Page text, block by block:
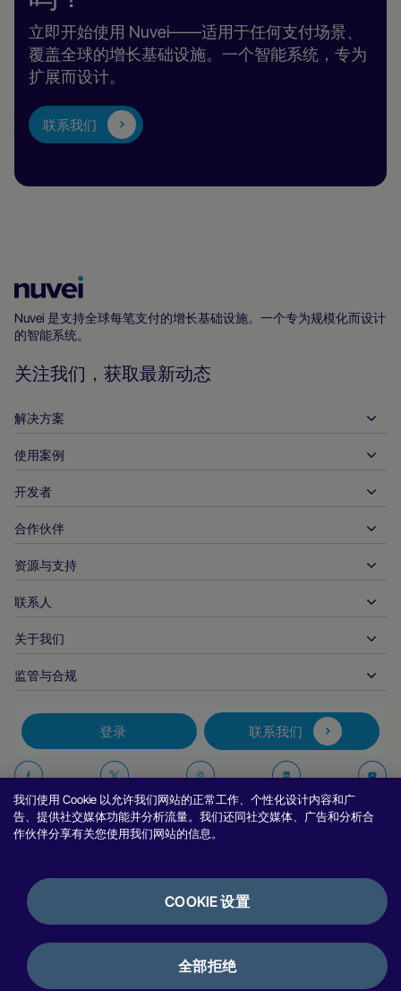
立即开始使用 Nuvei——适用于任何支付场景、
覆盖全球的增长基础设施。一个智能系统，专为
扩展而设计。
联系我们
主
Nuvei 是支持全球每笔支付的增长基础设施。一个专为规模化而设计
的智能系统。
关注我们，获取最新动态
解决方案
入账
支出
全球收单
实时支付
发布
付款方式
APM
欺诈与风险管理
拒付解决方案
币种管理
对账管理
集成选项
银行服务
加密货币与数字资产
使用案例
接待服务
汽车
企业对企业
金融服务
政府付款
旅行与交通
独立软件供货商
加密货币平台与兑换
市场
中小企业
数字内容与订阅
视频游戏
开发者
开发者工具
API 参考文件
文件资料中心
合作伙伴
与我们合作
合作伙伴产品和解决方案
技术合作伙伴
合作伙伴 DNA
合作伙伴见解
资源与支持
客户支持
商家资源
行业报告
联系人
商户销售咨询
首席执行官办公室
公司信息
推荐商户计划
报告安全漏洞
关于我们
业务概况
案例研究
博客
新闻室
访谈与网络研讨会
监管与合规
无障碍声明
反现代奴隶制报告（英国）
反现代奴隶制报告（加拿大）
阿根廷信息与政策
巴西信息与政策
举报政策
许可证与认证
登录 联系我们
Facebook
上
们
Twitter
上
们
Instagram
我
们
Linkedin
们
Cookie 政策
使用条款
评论与推荐
我们使用 Cookie 以允许我们网站的正常工作、个性化设计内容和广
告、提供社交媒体功能并分析流量。我们还同社交媒体、广告和分析合
作伙伴分享有关您使用我们网站的信息。
COOKIE 设置
全部拒绝